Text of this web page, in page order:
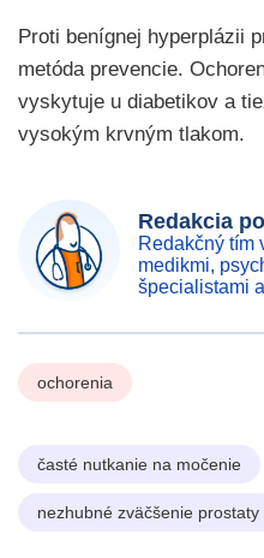
Proti benígnej hyperplázii
metóda prevencie.
vyskytuje u diabetikov a
vysokým krvným tlakom.
Redakcia
Redakčný tím
medikmi,
špecialistami
ochorenia
časté nutkanie na močenie
nezhubné zväčšenie prostaty